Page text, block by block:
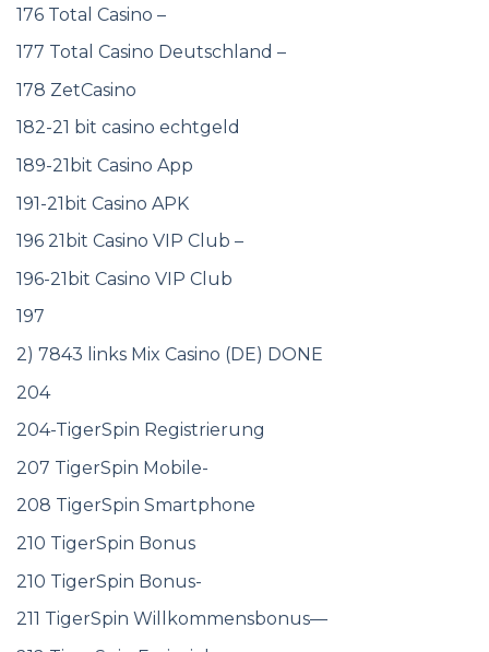
176 Total Casino –
177 Total Casino Deutschland –
178 ZetCasino
182-21 bit casino echtgeld
189-21bit Casino App
191-21bit Casino APK
196 21bit Casino VIP Club –
196-21bit Casino VIP Club
197
2) 7843 links Mix Casino (DE) DONE
204
204-TigerSpin Registrierung
207 TigerSpin Mobile-
208 TigerSpin Smartphone
210 TigerSpin Bonus
210 TigerSpin Bonus-
211 TigerSpin Willkommensbonus—